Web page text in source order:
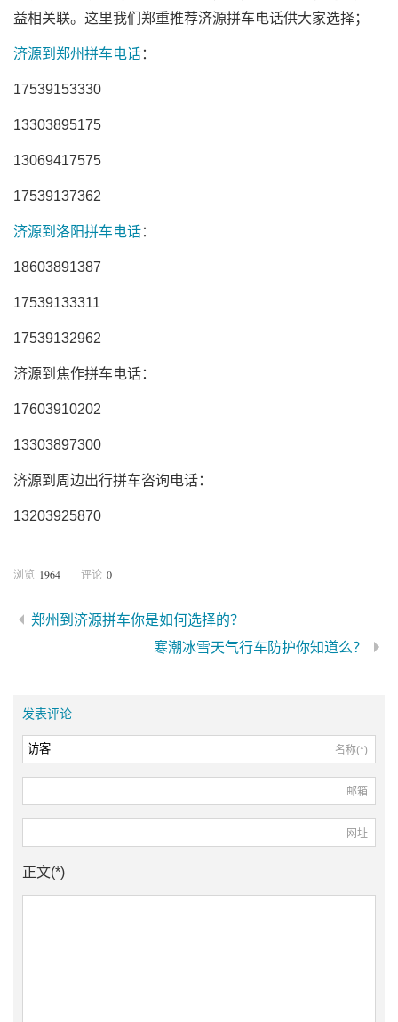
益相关联。这里我们郑重推荐济源拼车电话供大家选择；
济源到郑州拼车电话：
17539153330
13303895175
13069417575
17539137362
济源到洛阳拼车电话：
18603891387
17539133311
17539132962
济源到焦作拼车电话：
17603910202
13303897300
济源到周边出行拼车咨询电话：
13203925870
浏览 1964 评论 0
郑州到济源拼车你是如何选择的？
寒潮冰雪天气行车防护你知道么？
发表评论
名称(*)
邮箱
网址
正文(*)